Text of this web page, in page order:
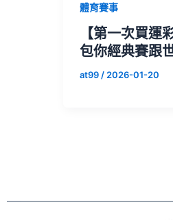
體育賽事
【第一次買運
包你經典賽跟
at99 / 2026-01-20